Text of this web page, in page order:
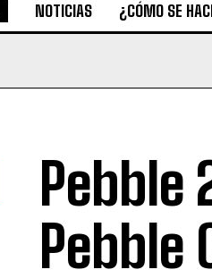
NOTICIAS ¿CÓMO SE
Pebble
Pebble